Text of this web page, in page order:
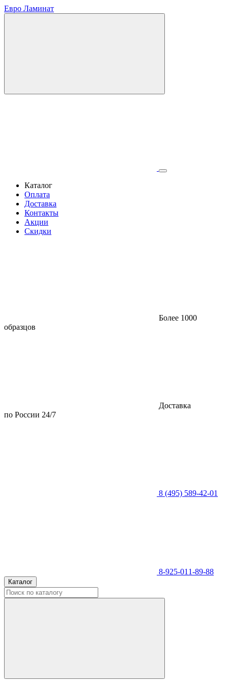
Евро Ламинат
Каталог
Оплата
Доставка
Контакты
Акции
Скидки
Более 1000
образцов
Доставка
по России 24/7
8 (495) 589-42-01
8-925-011-89-88
Каталог